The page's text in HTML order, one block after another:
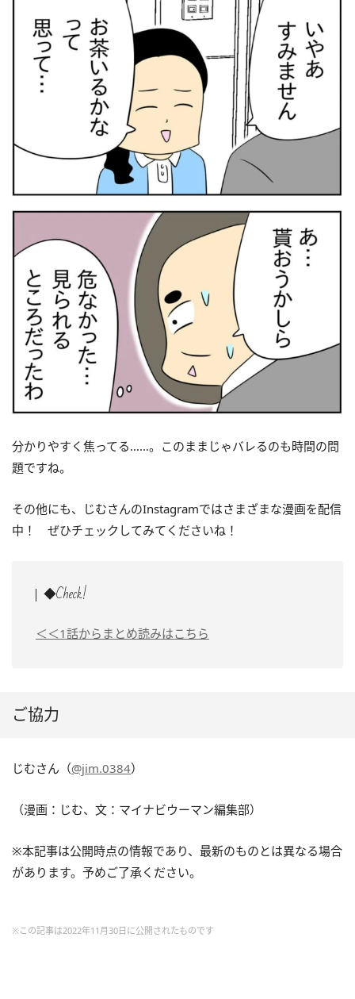
分かりやすく焦ってる……。このままじゃバレるのも時間の問
題ですね。
その他にも、じむさんのInstagramではさまざまな漫画を配信
中！ ぜひチェックしてみてくださいね！
◆Check!
＜＜1話からまとめ読みはこちら
ご協力
じむさん（@jim.0384）
（漫画：じむ、文：マイナビウーマン編集部）
※本記事は公開時点の情報であり、最新のものとは異なる場合
があります。予めご了承ください。
※この記事は2022年11月30日に公開されたものです